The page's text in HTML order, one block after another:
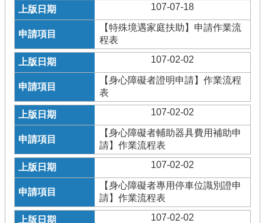
107-07-18
【特殊境遇家庭扶助】申請作業流
程表
107-02-02
【身心障礙者證明申請】作業流程
表
107-02-02
【身心障礙者輔助器具費用補助申
請】作業流程表
107-02-02
【身心障礙者專用停車位識別證申
請】作業流程表
107-02-02